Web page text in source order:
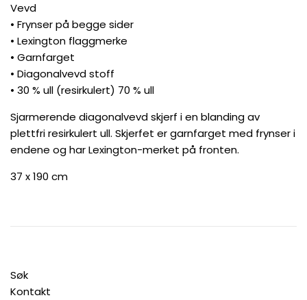
Vevd
• Frynser på begge sider
• Lexington flaggmerke
• Garnfarget
• Diagonalvevd stoff
• 30 % ull (resirkulert) 70 % ull
Sjarmerende diagonalvevd skjerf i en blanding av
plettfri resirkulert ull. Skjerfet er garnfarget med frynser i
endene og har Lexington-merket på fronten.
37 x 190 cm
Søk
Kontakt